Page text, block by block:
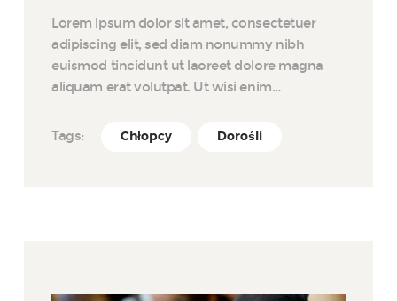
Lorem ipsum dolor sit amet, consectetuer
adipiscing elit, sed diam nonummy nibh
euismod tincidunt ut laoreet dolore magna
aliquam erat volutpat. Ut wisi enim…
Tags: Chłopcy Dorośli